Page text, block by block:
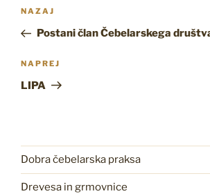
Navigacija
Prejšnji
prispevek
NAZAJ
Postani član Čebelarskega
Naslednji
prispevek
NAPREJ
LIPA
Dobra čebelarska praksa
Drevesa in grmovnice